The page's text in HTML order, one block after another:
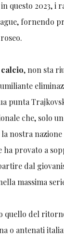
questo 2023, i
fornendo
calcio, non sta
punta
che, solo
nostra
provato a
dal
massima
del
o antenati